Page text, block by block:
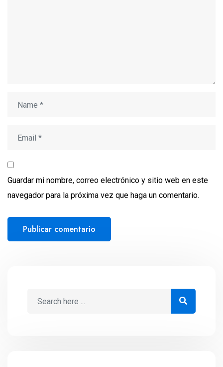
Guardar mi nombre, correo electrónico y sitio web en este
navegador para la próxima vez que haga un comentario.